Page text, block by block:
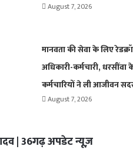
August 7, 2026
मानवता की सेवा के लिए
अधिकारी-कर्मचारी, धरसींवा
कर्मचारियों ने ली आजीवन
August 7, 2026
| 36गढ़ अपडेट न्यूज़